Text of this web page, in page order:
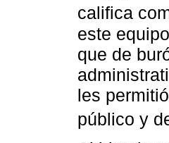
califica
este
que de
les
público y